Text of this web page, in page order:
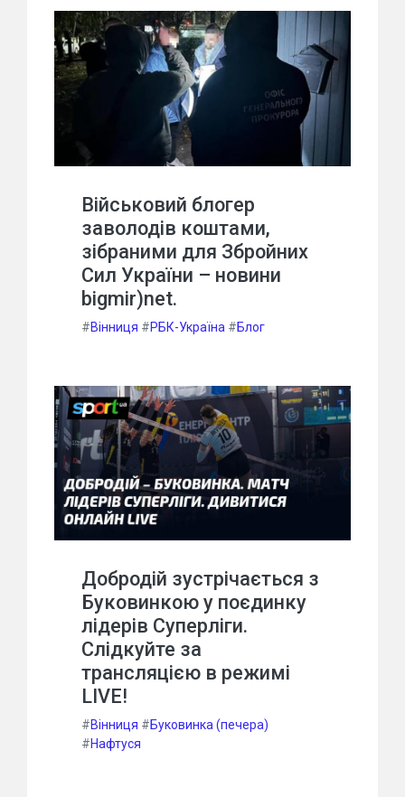
Військовий блогер
заволодів коштами,
зібраними для Збройних
Сил України – новини
bigmir)net.
#Вінниця #РБК-Україна #Блог
Добродій зустрічається з
Буковинкою у поєдинку
лідерів Суперліги.
Слідкуйте за
трансляцією в режимі
LIVE!
#Вінниця #Буковинка (печера)
#Нафтуся